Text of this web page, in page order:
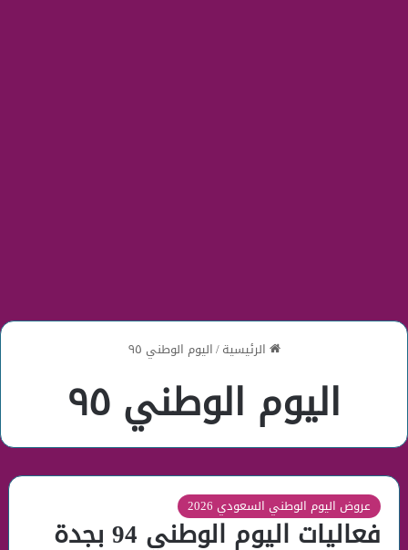
الرئيسية/اليوم الوطني ٩٥
اليوم الوطني ٩٥
عروض اليوم الوطني السعودي 2026
فعاليات اليوم الوطني 94 بجدة